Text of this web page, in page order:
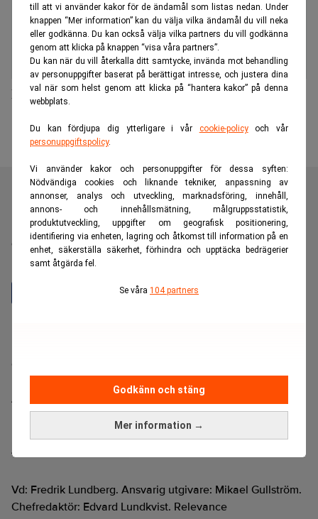
till att vi använder kakor för de ändamål som listas nedan. Under
knappen “Mer information” kan du välja vilka ändamål du vill neka
eller godkänna. Du kan också välja vilka partners du vill godkänna
genom att klicka på knappen “visa våra partners”.
Du kan när du vill återkalla ditt samtycke, invända mot behandling
av personuppgifter baserat på berättigat intresse, och justera dina
val när som helst genom att klicka på “hantera kakor” på denna
webbplats.
Du kan fördjupa dig ytterligare i vår cookie-policyoch vår
personuppgiftspolicy.
Vi använder kakor och personuppgifter för dessa syften:
Nödvändiga cookies och liknande tekniker, anpassning av
annonser, analys och utveckling, marknadsföring, innehåll,
annons- och innehållsmätning, målgruppsstatistik,
produktutveckling, uppgifter om geografisk positionering,
identifiering via enheten, lagring och åtkomst till information på en
enhet, säkerställa säkerhet, förhindra och upptäcka bedrägerier
samt åtgärda fel.
Se våra 104 partners
Mer information →
Godkänn och stäng
D Carnegie genomför planerad nyemission
Realtid är en oberoende och kostnadsfri nyhetskanal för
dig som vill fördjupa dig inom finans- och
näringslivsnyheter.
Cookiepolicy
Annonsera på Realtid
Pressmeddelanden
Ändra datainställningar
Vd: Fredrik Lundberg. Ansvarig utgivare: Mikael Gullström.
Chefredaktör: Edvard Lundkvist. Relevance